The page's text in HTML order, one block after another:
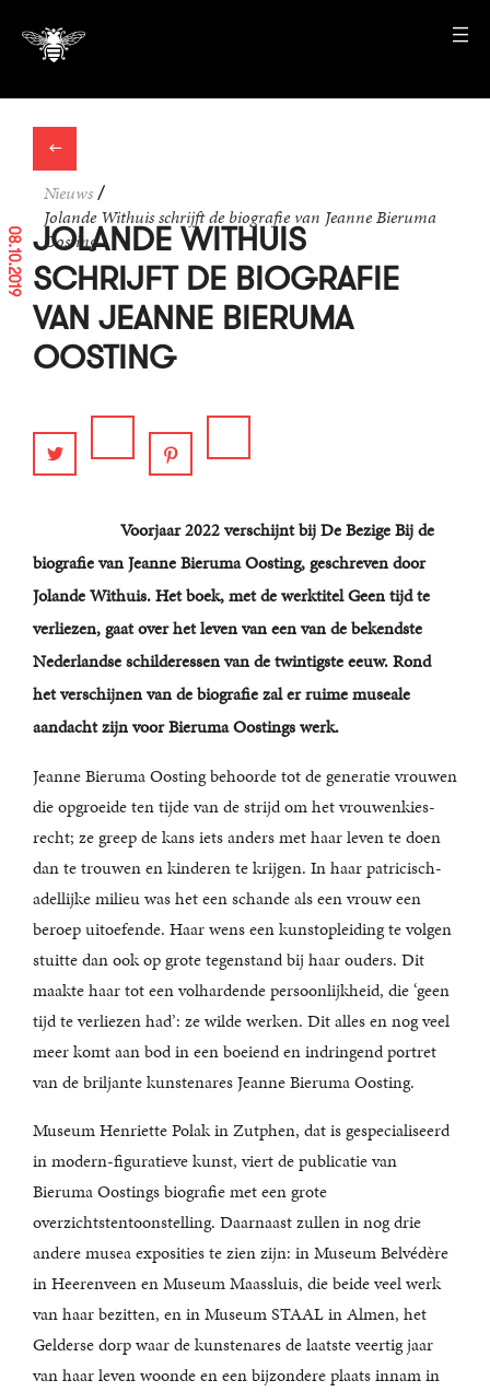
←
Nieuws/
Jolande Withuis schrijft de biografie van Jeanne Bieruma
Oosting
08.10.2019 JOLANDE WITHUIS
SCHRIJFT DE BIOGRAFIE
VAN JEANNE BIERUMA
OOSTING
Voorjaar 2022 verschijnt bij De Bezige Bij de
biografie van Jeanne Bieruma Oosting, geschreven door
Jolande Withuis. Het boek, met de werktitel Geen tijd te
verliezen, gaat over het leven van een van de bekendste
Nederlandse schilderessen van de twintigste eeuw. Rond
het verschijnen van de biografie zal er ruime museale
aandacht zijn voor Bieruma Oostings werk.
Jeanne Bieruma Oosting behoorde tot de generatie vrouwen
die opgroeide ten tijde van de strijd om het vrouwenkies-
recht; ze greep de kans iets anders met haar leven te doen
dan te trouwen en kinderen te krijgen. In haar patricisch-
adellijke milieu was het een schande als een vrouw een
beroep uitoefende. Haar wens een kunstopleiding te volgen
stuitte dan ook op grote tegenstand bij haar ouders. Dit
maakte haar tot een volhardende persoonlijkheid, die ‘geen
tijd te verliezen had’: ze wilde werken. Dit alles en nog veel
meer komt aan bod in een boeiend en indringend portret
van de briljante kunstenares Jeanne Bieruma Oosting.
Museum Henriette Polak in Zutphen, dat is gespecialiseerd
in modern-figuratieve kunst, viert de publicatie van
Bieruma Oostings biografie met een grote
overzichtstentoonstelling. Daarnaast zullen in nog drie
andere musea exposities te zien zijn: in Museum Belvédère
in Heerenveen en Museum Maassluis, die beide veel werk
van haar bezitten, en in Museum STAAL in Almen, het
Gelderse dorp waar de kunstenares de laatste veertig jaar
van haar leven woonde en een bijzondere plaats innam in